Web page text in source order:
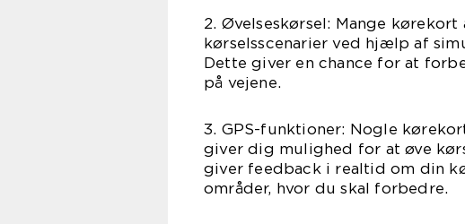
2. Øvelseskørsel: Mange
kørselsscenarier ved hjælp af
Dette giver en chance for at
på vejene.
3. GPS-funktioner: Nogle
giver dig mulighed for at øve
giver feedback i realtid om din
områder, hvor du skal forbedre.